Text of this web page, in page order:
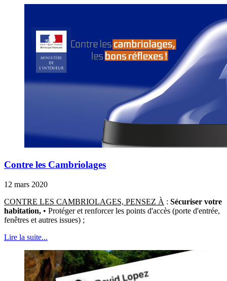
Contre les Cambriolages
12 mars 2020
CONTRE LES CAMBRIOLAGES, PENSEZ À : Sécuriser votre
habitation, • Protéger et renforcer les points d'accès (porte d'entrée,
fenêtres et autres issues) ;
Lire la suite...